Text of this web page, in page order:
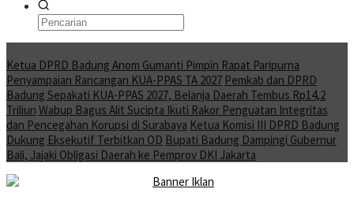
Ketua DPRD Badung Anom Gumanti Pimpin Rapat Paripurna
Penyampaian Rancangan KUA-PPAS TA 2027 Pemkab dan DPRD
Badung Sepakati KUA-PPAS 2027, Belanja Daerah Tembus Rp14,2
Triliun Wabup Bagus Alit Sucipta Ikuti Rakor Penguatan Integritas
dan Pencegahan Korupsi di Surabaya Ketua Komisi III DPRD Badung
Dukung Eksekutif Terbitkan OD Bupati Badung Dampingi Gubernur
Bali, Jajaki Obligasi Daerah ke Pemprov DKI Jakarta